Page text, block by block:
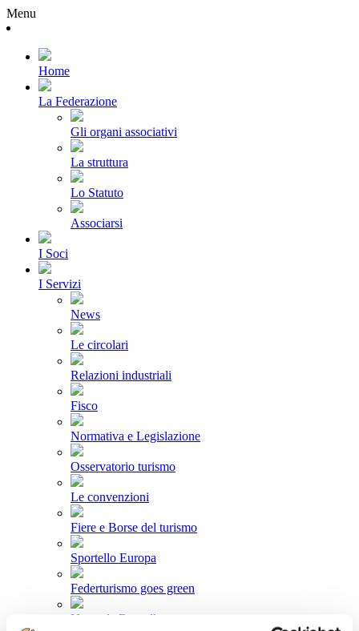
Menu
Home
La Federazione
Gli organi associativi
La struttura
Lo Statuto
Associarsi
I Soci
I Servizi
News
Le circolari
Relazioni industriali
Fisco
Normativa e Legislazione
Osservatorio turismo
Le convenzioni
Fiere e Borse del turismo
Sportello Europa
Federturismo goes green
News da Bruxelles